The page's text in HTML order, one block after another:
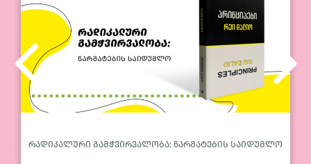
რადიკალური გამჭვირვალობა: წარმატების საიდუმლო